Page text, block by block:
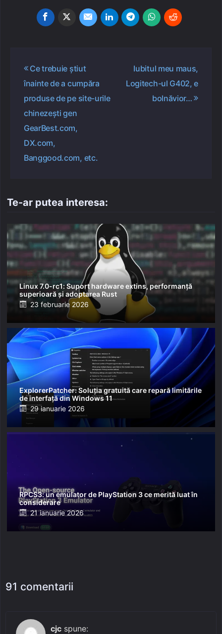
Navigare
articole
Ce trebuie știut
înainte de a cumpăra
produse de pe site-urile
chinezești gen
GearBest.com,
DX.com,
Banggood.com, etc.
Iubitul meu maus,
Logitech-ul G402, e
bolnăvior…
Te-ar putea interesa:
Linux 7.0-rc1: Suport hardware extins, performanță
superioară și adoptarea Rust
Posted
23 februarie 2026
ExplorerPatcher: Soluția gratuită care repară limitările
de interfață din Windows 11
Posted
on
29 ianuarie 2026
RPCS3: un emulator de PlayStation 3 ce merită luat în
considerare
Posted
on
21 ianuarie 2026
91 comentarii
cjc spune: